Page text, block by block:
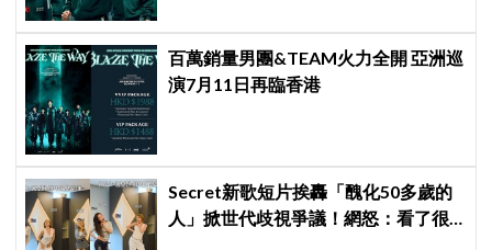
百萬銷量男團&TEAM火力全開 亞洲巡
演7月11日再臨香港
Secret新歌短片挨轟「醜化50多歲的
人」掀世代歧視爭議！網怒：看了很